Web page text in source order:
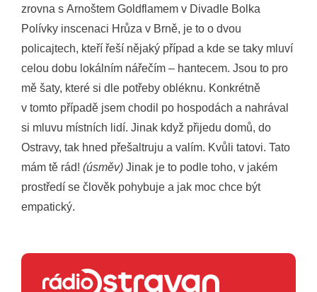
zrovna s Arnoštem Goldflamem v Divadle Bolka
Polívky inscenaci Hrůza v Brně, je to o dvou
policajtech, kteří řeší nějaký případ a kde se taky mluví
celou dobu lokálním nářečím – hantecem. Jsou to pro
mě šaty, které si dle potřeby obléknu. Konkrétně
v tomto případě jsem chodil po hospodách a nahrával
si mluvu místních lidí. Jinak když přijedu domů, do
Ostravy, tak hned přešaltruju a valím. Kvůli tatovi. Tato
mám tě rád! (úsměv) Jinak je to podle toho, v jakém
prostředí se člověk pohybuje a jak moc chce být
empatický.